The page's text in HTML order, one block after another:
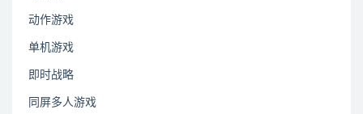
动作游戏
单机游戏
即时战略
同屏多人游戏